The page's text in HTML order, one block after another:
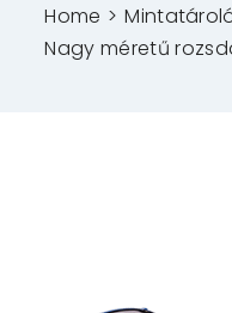
Home
Nagy méretű